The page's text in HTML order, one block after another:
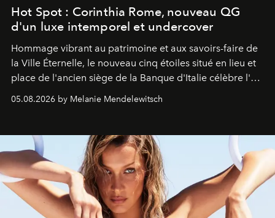
Hot Spot : Corinthia Rome, nouveau QG
d'un luxe intemporel et undercover
Hommage vibrant au patrimoine et aux savoirs-faire de
la Ville Éternelle, le nouveau cinq étoiles situé en lieu et
place de l'ancien siège de la Banque d'Italie célèbre l'art
de vivre Romain dans toute son élégance intemporelle.
05.08.2026 by Melanie Mendelewitsch